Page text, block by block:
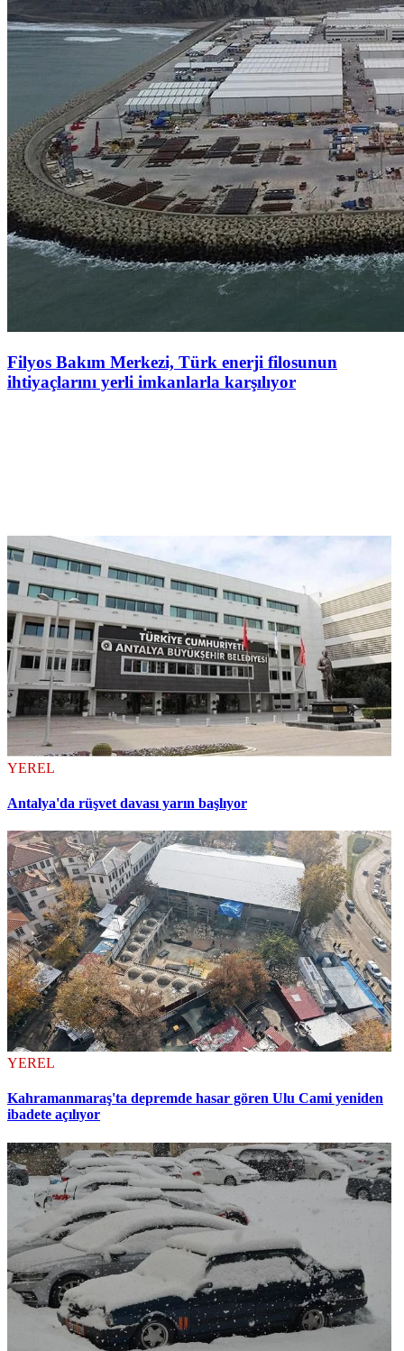
Filyos Bakım Merkezi, Türk enerji filosunun
ihtiyaçlarını yerli imkanlarla karşılıyor
YEREL
Antalya'da rüşvet davası yarın başlıyor
YEREL
Kahramanmaraş'ta depremde hasar gören Ulu Cami yeniden
ibadete açılıyor